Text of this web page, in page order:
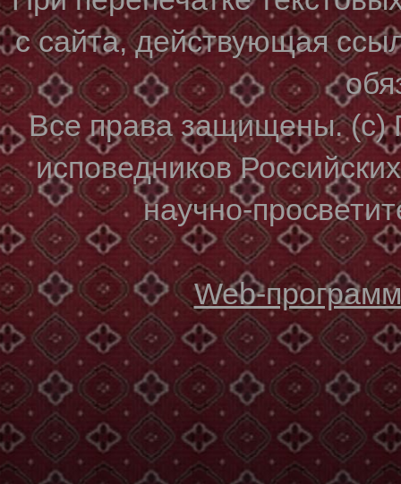
с сайта, действующая
Все права защищены. (с)
исповедников
научно-
Web-